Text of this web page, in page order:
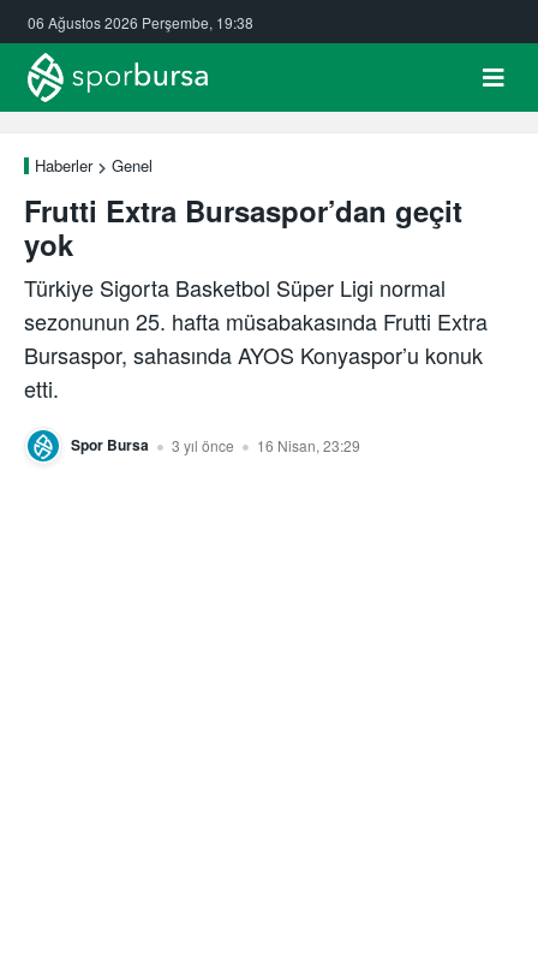
06 Ağustos 2026 Perşembe, 19:38
Haberler Genel
Frutti Extra Bursaspor’dan geçit
yok
Türkiye Sigorta Basketbol Süper Ligi normal
sezonunun 25. hafta müsabakasında Frutti Extra
Bursaspor, sahasında AYOS Konyaspor’u konuk
etti.
Spor Bursa 3 yıl önce 16 Nisan, 23:29